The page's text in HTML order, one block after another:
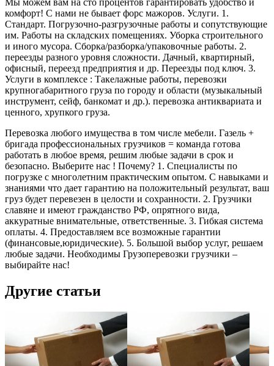
Мы можем вам на сто процентов гарантировать удобство и
комфорт! С нами не бывает форс мажоров. Услуги. 1.
Стандарт. Погрузочно-разгрузочные работы и сопутствующие
им. Работы на складских помещениях. Уборка строительного
и иного мусора. Сборка/разборка/упаковочные работы. 2.
переезды разного уровня сложности. Дачный, квартирный,
офисный, переезд предприятия и др. Переезды под ключ. 3.
Услуги в комплексе : Такелажные работы, перевозки
крупногабаритного груза по городу и области (музыкальный
инструмент, сейф, банкомат и др.). перевозка антиквариата и
ценного, хрупкого груза.
Перевозка любого имущества в том числе мебели. Газель +
бригада профессиональных грузчиков = команда готова
работать в любое время, решим любые задачи в срок и
безопасно. Выберите нас ! Почему? 1. Специалисты по
погрузке с многолетним практическим опытом. С навыками и
знаниями что дает гарантию на положительный результат, ваш
груз будет перевезен в целости и сохранности. 2. Грузчики
славяне и имеют гражданство РФ, опрятного вида,
аккуратные внимательные, ответственные. 3. Гибкая система
оплаты. 4. Предоставляем все возможные гарантии
(финансовые,юридические). 5. Большой выбор услуг, решаем
любые задачи. Необходимы Грузоперевозки грузчики –
выбирайте нас!
Другие статьи